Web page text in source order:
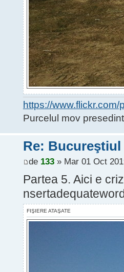
https://
Purcelul mov
Re:
de 133» Mar 01 Oct
Partea 5. Aici e
FIŞIERE ATAŞATE